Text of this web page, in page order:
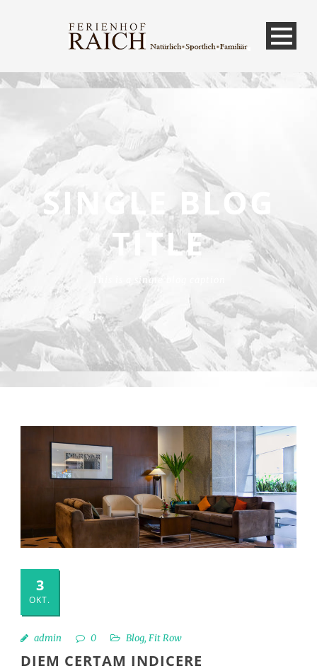
SINGLE BLOG
TITLE
This is a single blog caption
3
OKT.
admin 0 Blog, Fit Row
DIEM CERTAM INDICERE